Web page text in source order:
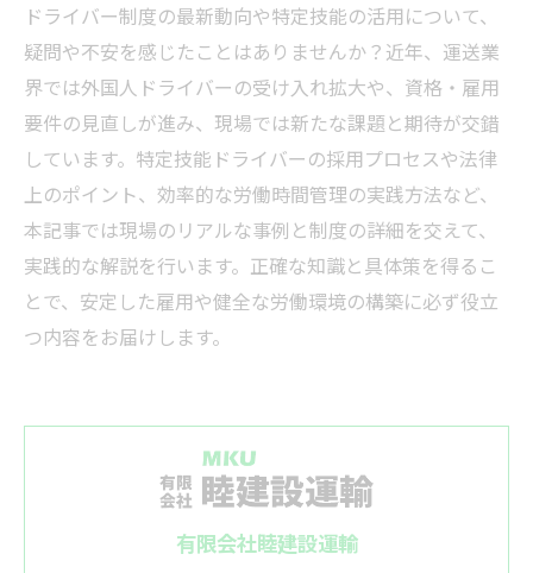
ドライバー制度の最新動向や特定技能の活用について、
疑問や不安を感じたことはありませんか？近年、運送業
界では外国人ドライバーの受け入れ拡大や、資格・雇用
要件の見直しが進み、現場では新たな課題と期待が交錯
しています。特定技能ドライバーの採用プロセスや法律
上のポイント、効率的な労働時間管理の実践方法など、
本記事では現場のリアルな事例と制度の詳細を交えて、
実践的な解説を行います。正確な知識と具体策を得るこ
とで、安定した雇用や健全な労働環境の構築に必ず役立
つ内容をお届けします。
有限会社睦建設運輸